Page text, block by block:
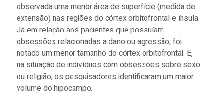
observada uma menor área de superfície (medida de
extensão) nas regiões do córtex orbitofrontal e ínsula.
Já em relação aos pacientes que possuíam
obsessões relacionadas a dano ou agressão, foi
notado um menor tamanho do córtex orbitofrontal. E,
na situação de indivíduos com obsessões sobre sexo
ou religião, os pesquisadores identificaram um maior
volume do hipocampo.